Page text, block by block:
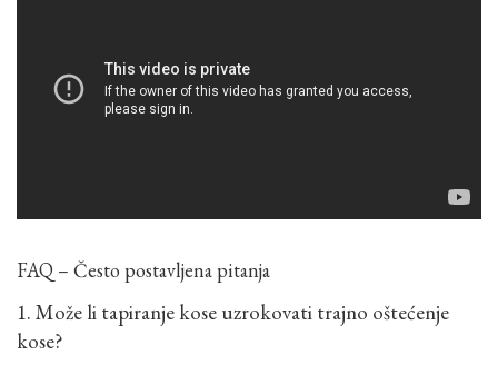
FAQ – Često postavljena pitanja
1. Može li tapiranje kose uzrokovati trajno oštećenje
kose?